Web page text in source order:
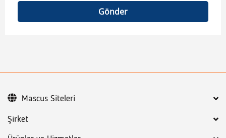
Gönder
Şirket
Mascus Siteleri